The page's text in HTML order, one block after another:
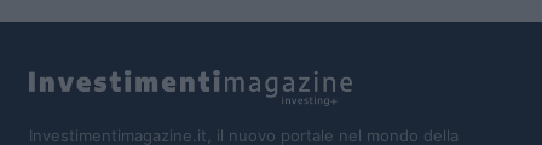
Investimentimagazine.it, il nuovo portale nel mondo della